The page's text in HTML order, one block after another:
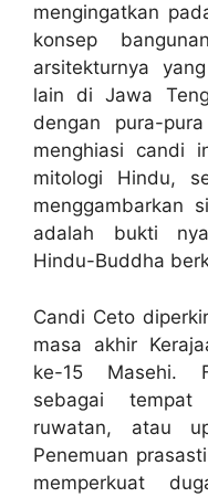
mengingatkan
konsep
arsitekturnya
lain di Jawa
dengan pura-
menghiasi candi
mitologi Hindu,
menggambarkan
adalah bukti
Hindu-Buddha
Candi Ceto
masa akhir
ke-15 Masehi.
sebagai
ruwatan, atau
Penemuan
memperkuat